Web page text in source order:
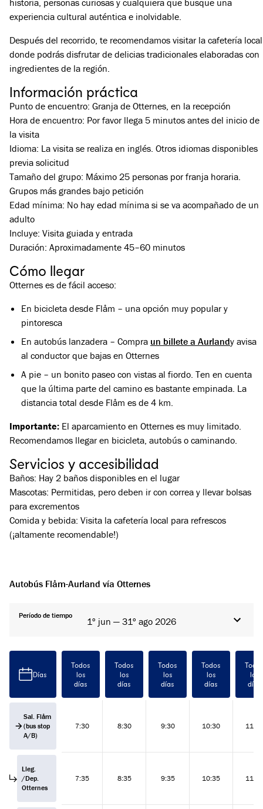
historia, personas curiosas y cualquiera que busque una
experiencia cultural auténtica e inolvidable.
Después del recorrido, te recomendamos visitar la cafetería
donde podrás disfrutar de delicias tradicionales elaboradas con
ingredientes de la región.
Información práctica
Punto de encuentro: Granja de Otternes, en la recepción
Hora de encuentro: Por favor llega 5 minutos antes del inicio de
la visita
Idioma: La visita se realiza en inglés. Otros idiomas disponibles
previa solicitud
Tamaño del grupo: Máximo 25 personas por franja horaria.
Grupos más grandes bajo petición
Edad mínima: No hay edad mínima si se va acompañado de un
adulto
Incluye: Visita guiada y entrada
Duración: Aproximadamente 45–60 minutos
Cómo llegar
Otternes es de fácil acceso:
En bicicleta desde Flåm – una opción muy popular y
pintoresca
En autobús lanzadera – Compra un billete a Aurlandy avisa
al conductor que bajas en Otternes
A pie – un bonito paseo con vistas al fiordo. Ten en cuenta
que la última parte del camino es bastante empinada. La
distancia total desde Flåm es de 4 km.
Importante: El aparcamiento en Otternes es muy limitado.
Recomendamos llegar en bicicleta, autobús o caminando.
Servicios y accesibilidad
Baños: Hay 2 baños disponibles en el lugar
Mascotas: Permitidas, pero deben ir con correa y llevar bolsas
para excrementos
Comida y bebida: Visita la cafetería local para refrescos
(¡altamente recomendable!)
Autobús Flåm-Aurland vía Otternes
Período de tiempo
1º jun — 31º ago 2026
Días
Todos
los
días
Todos
los
días
Todos
los
días
Todos
los
días
los
días
Sal. Flåm
(bus stop
A/B)
7:30 8:30 9:30 10:30 11:30
Lleg.
/Dep.
Otternes
7:35 8:35 9:35 10:35 11:35